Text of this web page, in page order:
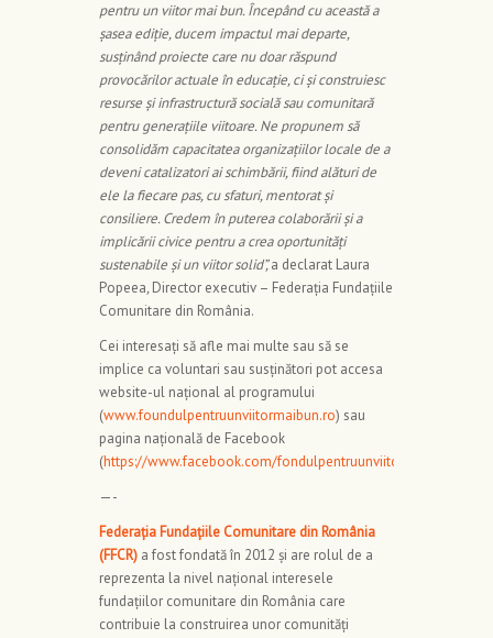
pentru un viitor mai bun. Începând cu această a
șasea ediție, ducem impactul mai departe,
susținând proiecte care nu doar răspund
provocărilor actuale în educație, ci și construiesc
resurse și infrastructură socială sau comunitară
pentru generațiile viitoare. Ne propunem să
consolidăm capacitatea organizațiilor locale de a
deveni catalizatori ai schimbării, fiind alături de
ele la fiecare pas, cu sfaturi, mentorat și
consiliere. Credem în puterea colaborării și a
implicării civice pentru a crea oportunități
sustenabile și un viitor solid”,a declarat Laura
Popeea,Director executiv – Federația Fundațiile
Comunitare din România.
Cei interesați să afle mai multe sau să se
implice ca voluntari sau susținători pot accesa
website-ul național al programului
(www.foundulpentruunviitormaibun.ro) sau
pagina națională de Facebook
(https://www.facebook.com/fondulpentruunviitormaibun
—-
Federația Fundațiile Comunitare din România
(FFCR) a fost fondată în 2012 și are rolul de a
reprezenta la nivel naţional interesele
fundaţiilor comunitare din România care
contribuie la construirea unor comunități